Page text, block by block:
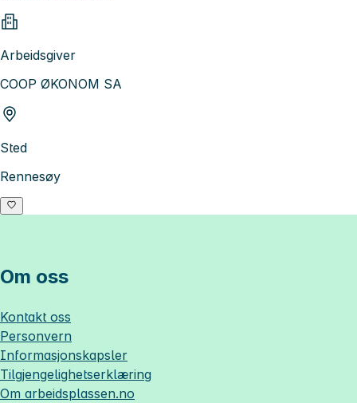
Arbeidsgiver
COOP ØKONOM SA
Sted
Rennesøy
Om oss
Kontakt oss
Personvern
Informasjonskapsler
Tilgjengelighetserklæring
Om arbeidsplassen.no